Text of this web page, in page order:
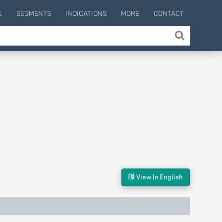
SEGMENTS INDICATIONS MORE CONTACT
View In English